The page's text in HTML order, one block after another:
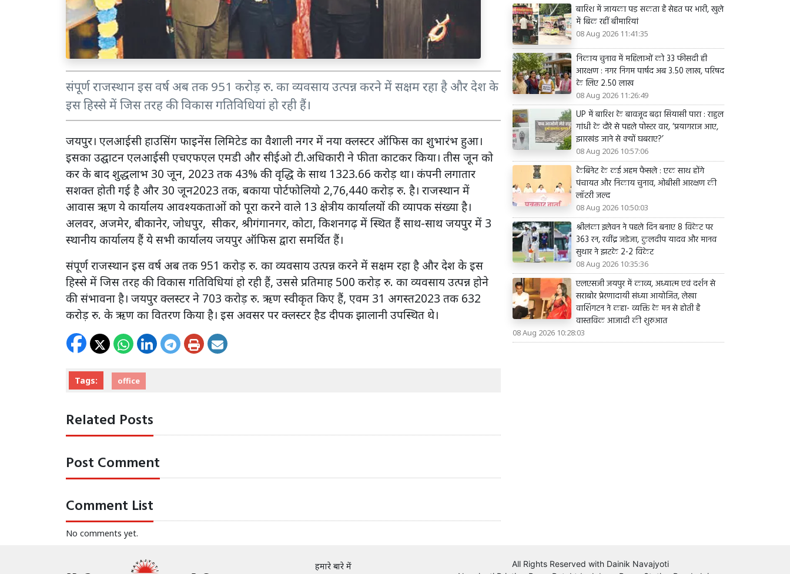
संपूर्ण राजस्थान इस वर्ष अब तक 951 करोड़ रु. का व्यवसाय उत्पन्न करने में सक्षम रहा है और देश के
इस हिस्से में जिस तरह की विकास गतिविधियां हो रही हैं।
जयपुर। एलआईसी हाउसिंग फाइनेंस लिमिटेड का वैशाली नगर में नया क्लस्टर ऑफिस का शुभारंभ हुआ।
इसका उद्घाटन एलआईसी एचएफएल एमडी और सीईओ टी.अधिकारी ने फीता काटकर किया। तीस जून को
कर के बाद शुद्धलाभ 30 जून, 2023 तक 43% की वृद्धि के साथ 1323.66 करोड़ था। कंपनी लगातार
सशक्त होती गई है और 30 जून2023 तक, बकाया पोर्टफोलियो 2,76,440 करोड़ रु. है। राजस्थान में
आवास ऋण ये कार्यालय आवश्यकताओं को पूरा करने वाले 13 क्षेत्रीय कार्यालयों की व्यापक संख्या है।
अलवर, अजमेर, बीकानेर, जोधपुर, सीकर, श्रीगंगानगर, कोटा, किशनगढ़ में स्थित हैं साथ-साथ जयपुर में 3
स्थानीय कार्यालय हैं ये सभी कार्यालय जयपुर ऑफिस द्वारा समर्थित हैं।
संपूर्ण राजस्थान इस वर्ष अब तक 951 करोड़ रु. का व्यवसाय उत्पन्न करने में सक्षम रहा है और देश के इस
हिस्से में जिस तरह की विकास गतिविधियां हो रही हैं, उससे प्रतिमाह 500 करोड़ रु. का व्यवसाय उत्पन्न होने
की संभावना है। जयपुर क्लस्टर ने 703 करोड़ रु. ऋण स्वीकृत किए हैं, एवम 31 अगस्त2023 तक 632
करोड़ रु. के ऋण का वितरण किया है। इस अवसर पर क्लस्टर हैड दीपक झालानी उपस्थित थे।
Tags: office
Related Posts
Post Comment
Comment List
No comments yet.
बारिश में जायका पड़ सकता है सेहत पर भारी, खुले
में बिक रहीं बीमारियां
08 Aug 2026 11:41:35
निकाय चुनाव में महिलाओं को 33 फीसदी ही
आरक्षण : नगर निगम पार्षद अब 3.50 लाख, परिषद
के लिए 2.50 लाख
08 Aug 2026 11:26:49
UP में बारिश के बावजूद बढ़ा सियासी पारा : राहुल
गांधी के दौरे से पहले पोस्टर वार, ‘प्रयागराज आए,
झारखंड जाने से क्यों घबराए?’
08 Aug 2026 10:57:06
कैबिनेट के कई अहम फैसले : एक साथ होंगे
पंचायत और निकाय चुनाव, ओबीसी आरक्षण की
लॉटरी जल्द
08 Aug 2026 10:50:03
श्रीलंका इलेवन ने पहले दिन बनाए 8 विकेट पर
363 रन, रवींद्र जडेजा, कुलदीप यादव और मानव
सुथार ने झटके 2-2 विकेट
08 Aug 2026 10:35:36
एलएसजी जयपुर में काव्य, अध्यात्म एवं दर्शन से
सराबोर प्रेरणादायी संध्या आयोजित, लेखा
वाशिंगटन ने कहा- व्यक्ति के मन से होती है
वास्तविक आजादी की शुरुआत
08 Aug 2026 10:28:03
हमारे बारे में
All Rights Reserved with Dainik Navajyoti